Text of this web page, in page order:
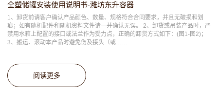
全塑储罐安装使用说明书-潍坊东升容器
1、卸货前请客户确认产品颜色、数量、规格符合合同要求，并且无破损和划
痕；如有随机配件和随机资料文件请一并确认无误。 2、卸货或吊装产品时，严
禁用水箱上配置的接口或法兰作为受力点，正确的卸货方式如下：(图1-图2)；
3、搬运、滚动本产品时避免伤及接头（或……
阅读更多